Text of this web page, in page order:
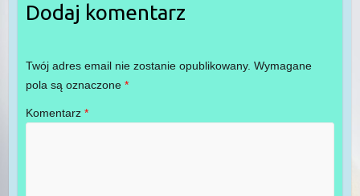
Dodaj komentarz
Twój adres email nie zostanie opublikowany. Wymagane
pola są oznaczone *
Komentarz *